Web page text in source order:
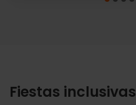
Fiestas inclusivas